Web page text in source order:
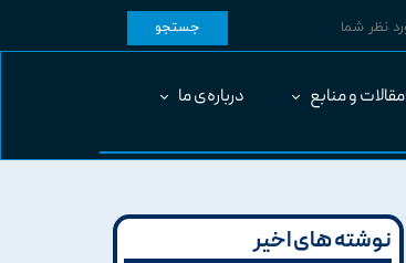
جستجو
مقالات و منابع درباره‌ی ما
نوشته های اخیر